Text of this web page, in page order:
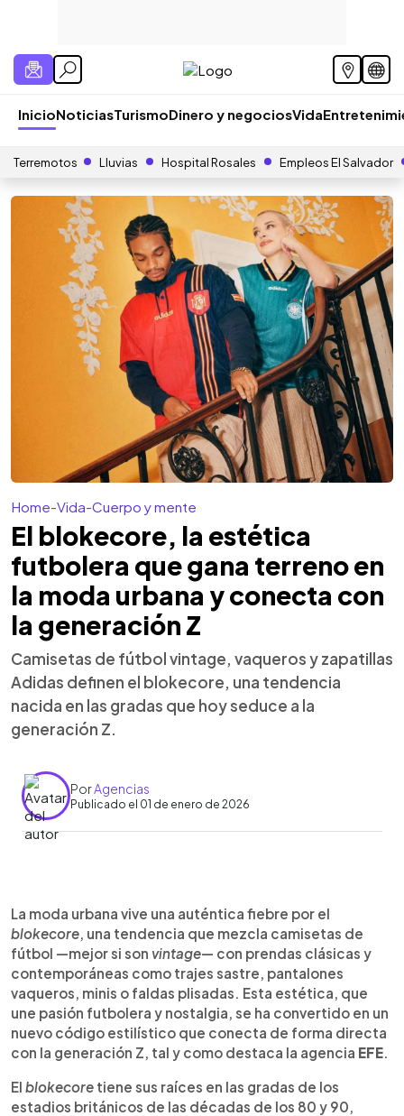
InicioNoticiasTurismoDinero y negociosVida
Terremotos Lluvias Hospital Rosales Empleos El Salvador
Home-Vida-Cuerpo y mente
El blokecore, la estética
futbolera que gana terreno en
la moda urbana y conecta con
la generación Z
Camisetas de fútbol vintage, vaqueros y zapatillas
Adidas definen el blokecore, una tendencia
nacida en las gradas que hoy seduce a la
generación Z.
PorAgencias
Publicado el 01 de enero de 2026
► Escuchar artículo
La moda urbana vive una auténtica fiebre por el
blokecore, una tendencia que mezcla camisetas de
fútbol —mejor si son vintage— con prendas clásicas y
contemporáneas como trajes sastre, pantalones
vaqueros, minis o faldas plisadas. Esta estética, que
une pasión futbolera y nostalgia, se ha convertido en un
nuevo código estilístico que conecta de forma directa
con la generación Z, tal y como destaca la agencia EFE.
El blokecore tiene sus raíces en las gradas de los
estadios británicos de las décadas de los 80 y 90,